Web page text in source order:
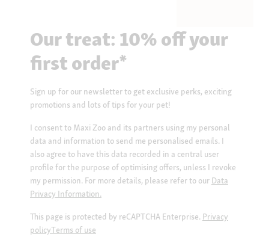
Our treat: 10% off your
first order*
Sign up for our newsletter to get exclusive perks, exciting
promotions and lots of tips for your pet!
I consent to Maxi Zoo and its partners using my personal
data and information to send me personalised emails. I
also agree to have this data recorded in a central user
profile for the purpose of optimising offers, unless I revoke
my permission. For more details, please refer to our Data
Privacy Information.
This page is protected by reCAPTCHA Enterprise. Privacy
policyTerms of use